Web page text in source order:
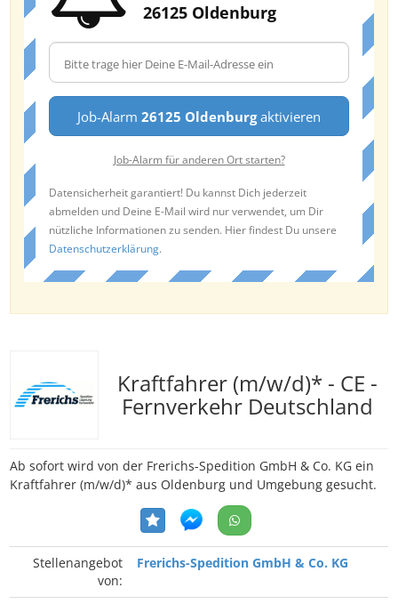
26125 Oldenburg
Job-Alarm 26125 Oldenburgaktivieren
Job-Alarm für anderen Ort starten?
Datensicherheit garantiert! Du kannst Dich jederzeit
abmelden und Deine E-Mail wird nur verwendet, um Dir
nützliche Informationen zu senden. Hier findest Du unsere
Datenschutzerklärung.
Kraftfahrer (m/w/d)* - CE -
Fernverkehr Deutschland
Ab sofort wird von der Frerichs-Spedition GmbH & Co. KG ein
Kraftfahrer (m/w/d)* aus Oldenburg und Umgebung gesucht.
Stellenangebot
von:
Frerichs-Spedition GmbH & Co. KG